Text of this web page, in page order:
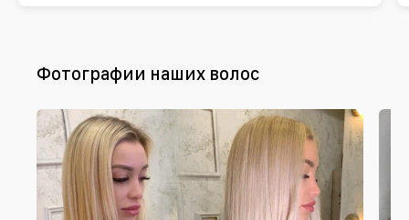
Фотографии наших волос